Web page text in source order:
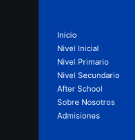
Inicio
Nivel Inicial
Nivel Primario
Nivel Secundario
After School
Sobre Nosotros
Admisiones